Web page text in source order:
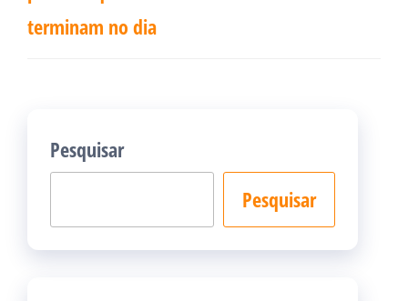
terminam no dia
Pesquisar
Pesquisar